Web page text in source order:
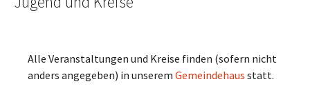
Alle Veranstaltungen und Kreise finden (sofern nicht
anders angegeben) in unserem Gemeindehaus statt.